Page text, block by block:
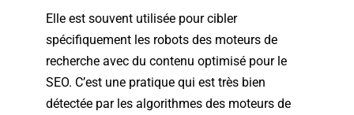
Elle est souvent utilisée pour cibler
spécifiquement les robots des moteurs de
recherche avec du contenu optimisé pour le
SEO. C’est une pratique qui est très bien
détectée par les algorithmes des moteurs de